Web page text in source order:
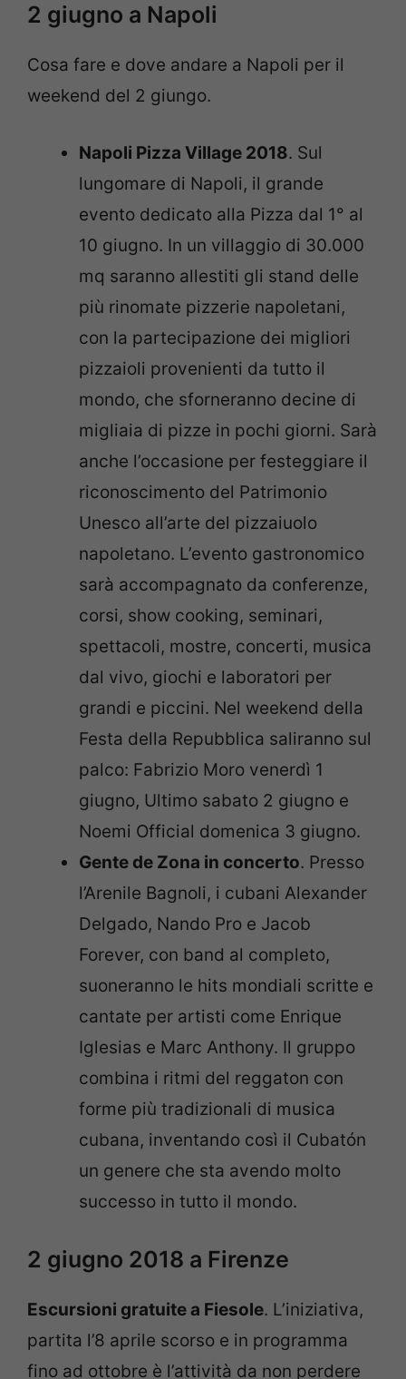
2 giugno a Napoli
Cosa fare e dove andare a Napoli per il
weekend del 2 giungo.
Napoli Pizza Village 2018. Sul
lungomare di Napoli, il grande
evento dedicato alla Pizza dal 1° al
10 giugno. In un villaggio di 30.000
mq saranno allestiti gli stand delle
più rinomate pizzerie napoletani,
con la partecipazione dei migliori
pizzaioli provenienti da tutto il
mondo, che sforneranno decine di
migliaia di pizze in pochi giorni. Sarà
anche l’occasione per festeggiare il
riconoscimento del Patrimonio
Unesco all’arte del pizzaiuolo
napoletano. L’evento gastronomico
sarà accompagnato da conferenze,
corsi, show cooking, seminari,
spettacoli, mostre, concerti, musica
dal vivo, giochi e laboratori per
grandi e piccini. Nel weekend della
Festa della Repubblica saliranno sul
palco: Fabrizio Moro venerdì 1
giugno, Ultimo sabato 2 giugno e
Noemi Official domenica 3 giugno.
Gente de Zona in concerto. Presso
l’Arenile Bagnoli, i cubani Alexander
Delgado, Nando Pro e Jacob
Forever, con band al completo,
suoneranno le hits mondiali scritte e
cantate per artisti come Enrique
Iglesias e Marc Anthony. Il gruppo
combina i ritmi del reggaton con
forme più tradizionali di musica
cubana, inventando così il Cubatón
un genere che sta avendo molto
successo in tutto il mondo.
2 giugno 2018 a Firenze
Escursioni gratuite a Fiesole. L’iniziativa,
partita l’8 aprile scorso e in programma
fino ad ottobre è l’attività da non perdere